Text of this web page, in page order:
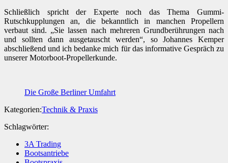
Schließlich spricht der Experte noch das Thema Gummi-
Rutschkupplungen an, die bekanntlich in manchen Propellern
verbaut sind. „Sie lassen nach mehreren Grundberührungen nach
und sollten dann ausgetauscht werden“, so Johannes Kemper
abschließend und ich bedanke mich für das informative Gespräch zu
unserer Motorboot-Propellerkunde.
Die Große Berliner Umfahrt
Kategorien:Technik & Praxis
Schlagwörter:
3A Trading
Bootsantriebe